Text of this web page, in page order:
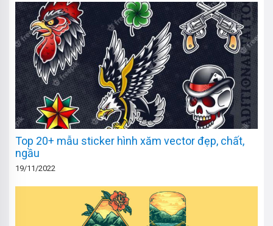
Top 20+ mẫu sticker hình xăm vector đẹp, chất,
ngầu
19/11/2022